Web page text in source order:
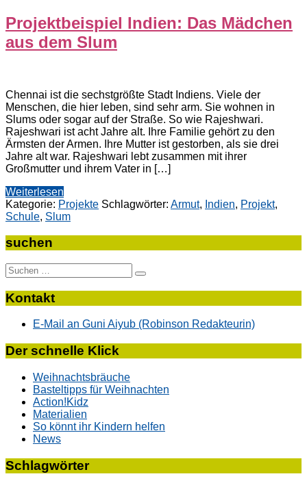
Projektbeispiel Indien: Das Mädchen
aus dem Slum
Chennai ist die sechstgrößte Stadt Indiens. Viele der
Menschen, die hier leben, sind sehr arm. Sie wohnen in
Slums oder sogar auf der Straße. So wie Rajeshwari.
Rajeshwari ist acht Jahre alt. Ihre Familie gehört zu den
Ärmsten der Armen. Ihre Mutter ist gestorben, als sie drei
Jahre alt war. Rajeshwari lebt zusammen mit ihrer
Großmutter und ihrem Vater in […]
Weiterlesen
Kategorie: Projekte Schlagwörter: Armut, Indien, Projekt,
Schule, Slum
suchen
Suche
nach:
Kontakt
E-Mail an Guni Aiyub (Robinson Redakteurin)
Der schnelle Klick
Weihnachtsbräuche
Basteltipps für Weihnachten
Action!Kidz
Materialien
So könnt ihr Kindern helfen
News
Schlagwörter